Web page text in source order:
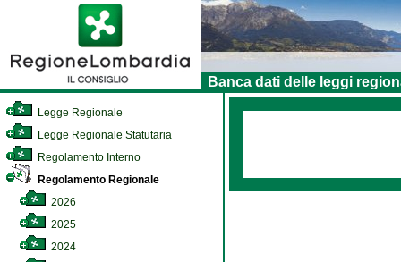
Banca dati delle leggi
Legge Regionale
Legge Regionale Statutaria
Regolamento Interno
Regolamento Regionale
2026
2025
2024